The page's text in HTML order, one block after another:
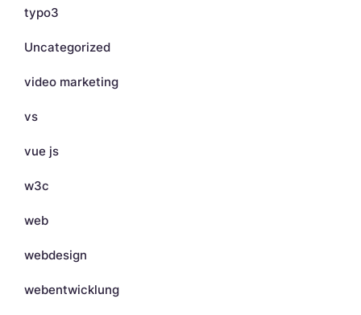
typo3
Uncategorized
video marketing
vs
vue js
w3c
web
webdesign
webentwicklung